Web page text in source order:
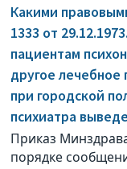
Какими
1333 от
пациентам
другое
при городской
психиатра
Приказ
порядке